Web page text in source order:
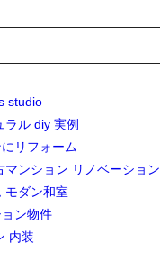
studio
ラル diy 実例
リフォーム
マンション リノベーション
モダン和室
ン物件
内装